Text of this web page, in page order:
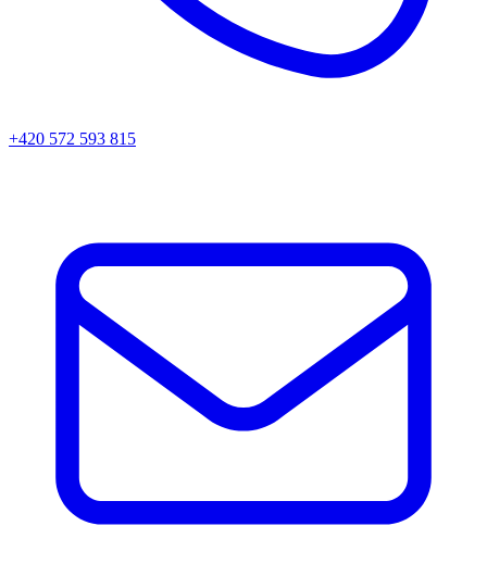
+420 572 593 815